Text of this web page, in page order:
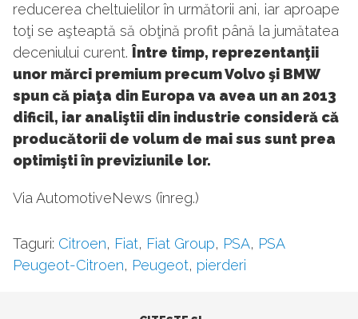
reducerea cheltuielilor în următorii ani, iar aproape
toţi se aşteaptă să obţină profit până la jumătatea
deceniului curent. Între timp, reprezentanţii
unor mărci premium precum Volvo şi BMW
spun că piaţa din Europa va avea un an 2013
dificil, iar analiştii din industrie consideră că
producătorii de volum de mai sus sunt prea
optimişti în previziunile lor.
Via AutomotiveNews (înreg.)
Taguri: Citroen, Fiat, Fiat Group, PSA, PSA
Peugeot-Citroen, Peugeot, pierderi